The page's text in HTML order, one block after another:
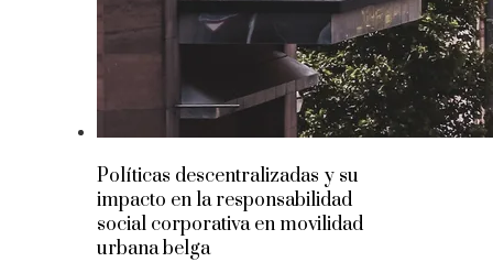
Políticas descentralizadas y su
impacto en la responsabilidad
social corporativa en movilidad
urbana belga